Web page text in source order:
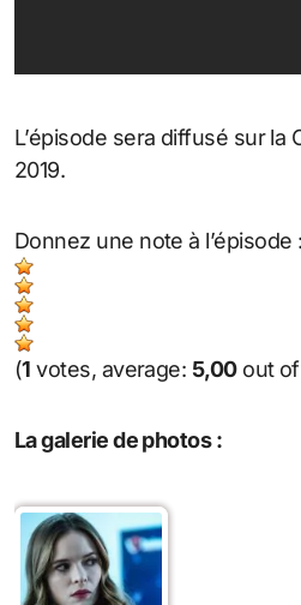
L’épisode sera diffusé sur la
2019.
Donnez une note à l’épisode :
(1 votes, average: 5,00out of
La galerie de photos :